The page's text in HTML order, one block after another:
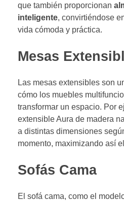
que también proporcionan
inteligente, convirtiéndose
vida cómoda y práctica.
Mesas
Las mesas extensibles son
cómo los muebles
transformar un espacio. Por
extensible Aura de madera
a distintas dimensiones
momento, maximizando así
Sofás Cama
El sofá cama, como el